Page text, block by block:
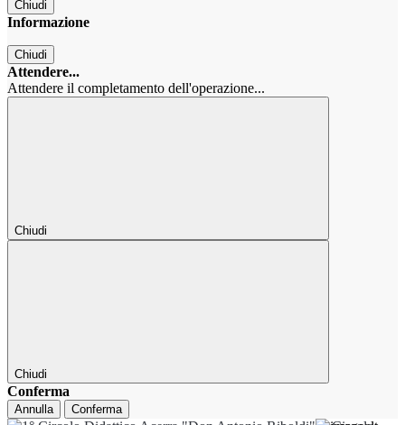
Chiudi
Informazione
Chiudi
Attendere...
Attendere il completamento dell'operazione...
Chiudi
Chiudi
Conferma
Annulla Conferma